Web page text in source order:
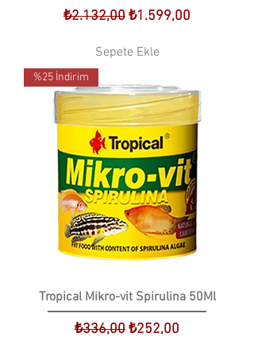
Normal Fiyat
₺2.132,00İndirimli Fiyat
₺1.599,00
Sepete Ekle
%25 İndirim
Tropical Mikro-vit Spirulina 50Ml
Normal Fiyat
₺336,00İndirimli Fiyat
₺252,00